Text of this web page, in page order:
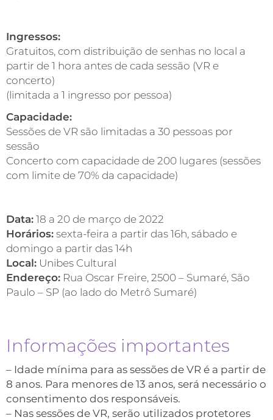
Ingressos:
Gratuitos, com distribuição de senhas no local a
partir de 1 hora antes de cada sessão (VR e
concerto)
(limitada a 1 ingresso por pessoa)
Capacidade:
Sessões de VR são limitadas a 30 pessoas por
sessão
Concerto com capacidade de 200 lugares (sessões
com limite de 70% da capacidade)
Data: 18 a 20 de março de 2022
Horários: sexta-feira a partir das 16h, sábado e
domingo a partir das 14h
Local: Unibes Cultural
Endereço: Rua Oscar Freire, 2500 – Sumaré, São
Paulo – SP (ao lado do Metrô Sumaré)
Informações importantes
– Idade mínima para as sessões de VR é a partir de
8 anos. Para menores de 13 anos, será necessário o
consentimento dos responsáveis.
– Nas sessões de VR, serão utilizados protetores